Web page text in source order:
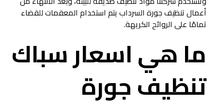
أعمال تنظيف جورة السرداب يتم استخدام المعقمات للقضاء
تمامًا على الروائح الكريهة.
ما هي اسعار سباك
تنظيف جورة